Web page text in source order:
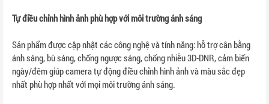
Tự điều chỉnh hình ảnh phù hợp với môi trường ánh sáng
Sản phẩm được cập nhật các công nghệ và tính năng: hỗ trợ cân bằng
ánh sáng, bù sáng, chống ngược sáng, chống nhiễu 3D-DNR, cảm biến
ngày/đêm giúp camera tự động điều chỉnh hình ảnh và màu sắc đẹp
nhất phù hợp nhất với mọi môi trường ánh sáng.